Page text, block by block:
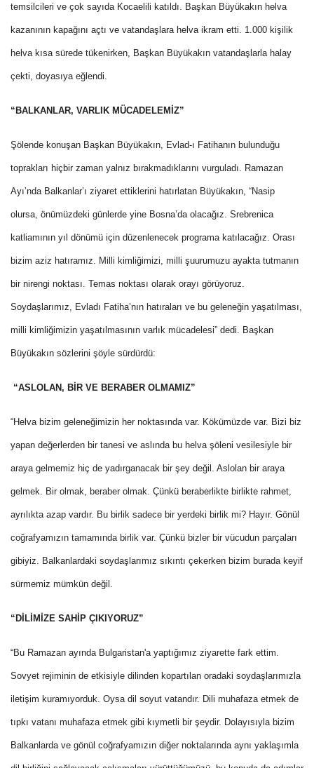
temsilcileri ve çok sayıda Kocaelili katıldı. Başkan Büyükakın helva
kazanının kapağını açtı ve vatandaşlara helva ikram etti. 1.000 kişilik
helva kısa sürede tükenirken, Başkan Büyükakın vatandaşlarla halay
çekti, doyasıya eğlendi.
“BALKANLAR, VARLIK MÜCADELEMİZ”
Şölende konuşan Başkan Büyükakın, Evlad-ı Fatihanın bulunduğu
toprakları hiçbir zaman yalnız bırakmadıklarını vurguladı. Ramazan
Ayı’nda Balkanlar’ı ziyaret ettiklerini hatırlatan Büyükakın, “Nasip
olursa, önümüzdeki günlerde yine Bosna’da olacağız. Srebrenica
katliamının yıl dönümü için düzenlenecek programa katılacağız. Orası
bizim aziz hatıramız. Milli kimliğimizi, milli şuurumuzu ayakta tutmanın
bir nirengi noktası. Temas noktası olarak orayı görüyoruz.
Soydaşlarımız, Evladı Fatiha’nın hatıraları ve bu geleneğin yaşatılması,
milli kimliğimizin yaşatılmasının varlık mücadelesi” dedi. Başkan
Büyükakın sözlerini şöyle sürdürdü:
“ASLOLAN, BİR VE BERABER OLMAMIZ”
“Helva bizim geleneğimizin her noktasında var. Kökümüzde var. Bizi biz
yapan değerlerden bir tanesi ve aslında bu helva şöleni vesilesiyle bir
araya gelmemiz hiç de yadırganacak bir şey değil. Aslolan bir araya
gelmek. Bir olmak, beraber olmak. Çünkü beraberlikte birlikte rahmet,
ayrılıkta azap vardır. Bu birlik sadece bir yerdeki birlik mi? Hayır. Gönül
coğrafyamızın tamamında birlik var. Çünkü bizler bir vücudun parçaları
gibiyiz. Balkanlardaki soydaşlarımız sıkıntı çekerken bizim burada keyif
sürmemiz mümkün değil.
“DİLİMİZE SAHİP ÇIKIYORUZ”
“Bu Ramazan ayında Bulgaristan'a yaptığımız ziyarette fark ettim.
Sovyet rejiminin de etkisiyle dilinden kopartılan oradaki soydaşlarımızla
iletişim kuramıyorduk. Oysa dil soyut vatandır. Dili muhafaza etmek de
tıpkı vatanı muhafaza etmek gibi kıymetli bir şeydir. Dolayısıyla bizim
Balkanlarda ve gönül coğrafyamızın diğer noktalarında aynı yaklaşımla